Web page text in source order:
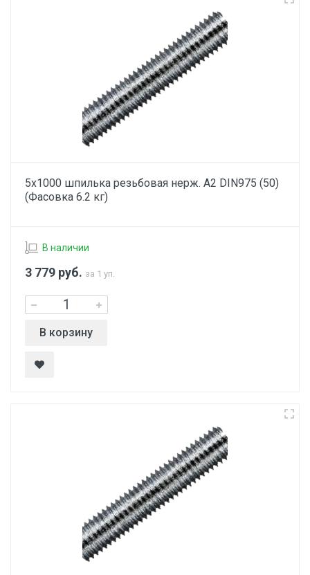
5х1000 шпилька резьбовая нерж. А2 DIN975 (50)
(Фасовка 6.2 кг)
В наличии
3 779 руб. за 1 уп.
В корзину